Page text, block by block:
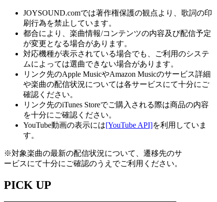
JOYSOUND.comでは著作権保護の観点より、歌詞の印
刷行為を禁止しています。
都合により、楽曲情報/コンテンツの内容及び配信予定
が変更となる場合があります。
対応機種が表示されている場合でも、ご利用のシステ
ムによっては選曲できない場合があります。
リンク先のApple MusicやAmazon Musicのサービス詳細
や楽曲の配信状況については各サービスにて十分にご
確認ください。
リンク先のiTunes Storeでご購入される際は商品の内容
を十分にご確認ください。
YouTube動画の表示には[YouTube API]を利用していま
す。
※対象楽曲の最新の配信状況について、遷移先のサ
ービスにて十分にご確認のうえでご利用ください。
PICK UP